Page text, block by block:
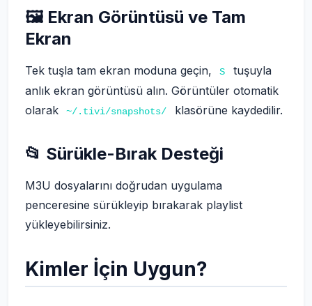
🖼️ Ekran Görüntüsü ve Tam
Ekran
Tek tuşla tam ekran moduna geçin, S
tuşuyla
anlık ekran görüntüsü alın. Görüntüler otomatik
olarak
~/.tivi/snapshots/ klasörüne kaydedilir.
📂 Sürükle-Bırak Desteği
M3U dosyalarını doğrudan uygulama
penceresine sürükleyip bırakarak playlist
yükleyebilirsiniz.
Kimler İçin Uygun?